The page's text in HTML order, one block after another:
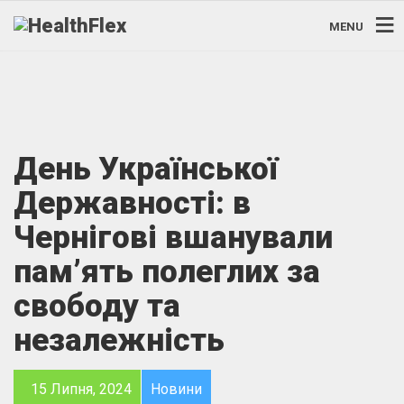
MENU
День Української
Державності: в
Чернігові вшанували
пам’ять полеглих за
свободу та
незалежність
15 Липня, 2024 Новини